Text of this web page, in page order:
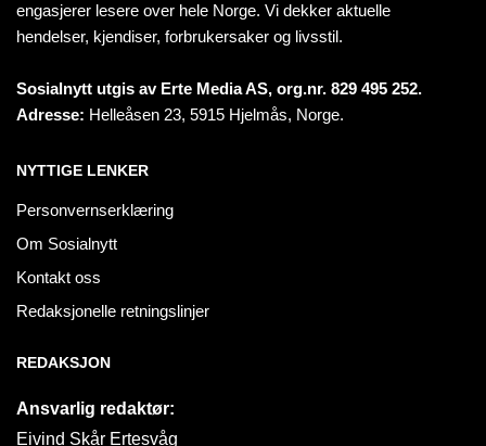
engasjerer lesere over hele Norge. Vi dekker aktuelle
hendelser, kjendiser, forbrukersaker og livsstil.
Sosialnytt utgis av Erte Media AS, org.nr. 829 495 252.
Adresse: Helleåsen 23, 5915 Hjelmås, Norge.
NYTTIGE LENKER
Personvernserklæring
Om Sosialnytt
Kontakt oss
Redaksjonelle retningslinjer
REDAKSJON
Ansvarlig redaktør:
Eivind Skår Ertesvåg